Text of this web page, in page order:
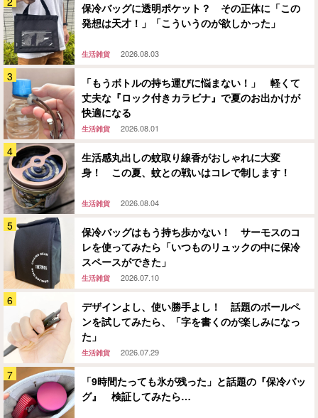
保冷バッグに透明ポケット？ その正体に「この
発想は天才！」「こういうのが欲しかった」
生活雑貨 2026.08.03
「もうボトルの持ち運びに悩まない！」 軽くて
丈夫な『ロック付きカラビナ』で夏のお出かけが
快適になる
生活雑貨 2026.08.01
生活感丸出しの蚊取り線香がおしゃれに大変
身！ この夏、蚊との戦いはコレで制します！
生活雑貨 2026.08.04
保冷バッグはもう持ち歩かない！ サーモスのコ
レを使ってみたら「いつものリュックの中に保冷
スペースができた」
生活雑貨 2026.07.10
デザインよし、使い勝手よし！ 話題のボールペ
ンを試してみたら、「字を書くのが楽しみになっ
た」
生活雑貨 2026.07.29
「9時間たっても氷が残った」と話題の『保冷バッ
グ』 検証してみたら…